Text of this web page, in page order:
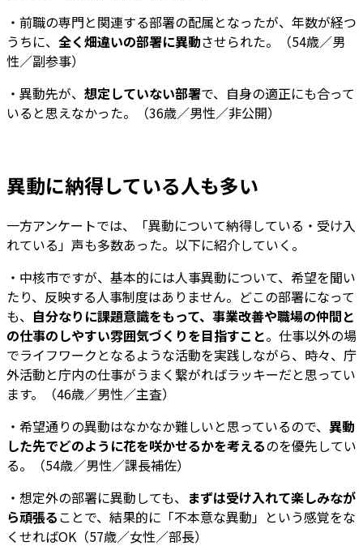
・前職の専門と関連する部署の配属となったが、年数が経つ
うちに、 全く畑違いの部署に異動させられた。（54歳／男
性／副参事）
・異動先が、 想定していない部署で、自身の適正にも合って
いると思えなかった。（36歳／男性／非公開）
異動に納得している人も多い
一方アンケートでは、「異動について納得している・受け入
れている」声も多数あった。以下に紹介していく。
・中核市ですが、基本的には人事異動について、希望を聞い
たり、反映する人事制度はありません。どこの部署になって
も、 自分なりに課題意識をもって、事業改善や職場の仲間と
の仕事のしやすい雰囲気づくりを目指すこと。仕事以外の場
でライフワークとなるような活動を実践しながら、時々、庁
外活動と庁内の仕事がうまく繋がればラッキーだと思ってい
ます。（46歳／男性／主査）
・希望通りの異動はなかなか難しいと思っているので、 異動
した先でどのように花を咲かせるかを考えるのを優先してい
る。（54歳／男性／課長補佐）
・想定外の部署に異動しても、 まずは受け入れて楽しみなが
ら頑張ることで、結果的に「不本意な異動」という感覚をな
くせればOK（57歳／女性／部長）